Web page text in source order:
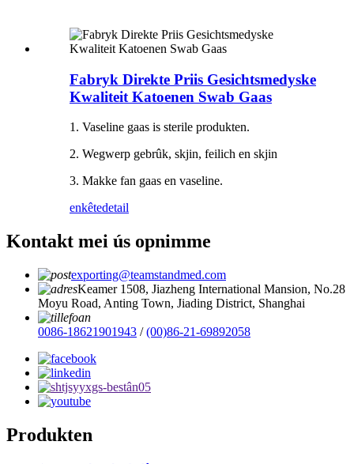
Fabryk Direkte Priis Gesichtsmedyske
Kwaliteit Katoenen Swab Gaas
1. Vaseline gaas is sterile produkten.
2. Wegwerp gebrûk, skjin, feilich en skjin
3. Makke fan gaas en vaseline.
enkêtedetail
Kontakt mei ús opnimme
exporting@teamstandmed.com
Keamer 1508, Jiazheng International Mansion, No.28
Moyu Road, Anting Town, Jiading District, Shanghai
0086-18621901943 /(00)86-21-69892058
Produkten